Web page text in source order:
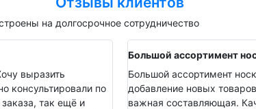
на долгосрочное сотрудничество
выразить
консультировали по
так ещё и
Большой ассортимент
Большой ассортимент
добавление новых
важная составляющая.